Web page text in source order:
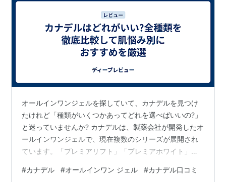
オールインワンジェルを探していて、カナデルを見つけ
たけれど「種類がいくつかあってどれを選べばいいの?」
と迷っていませんか? カナデルは、製薬会社が開発したオ
ールインワンジェルで、現在複数のシリーズが展開され
ています。「プレミアリフト」「プレミアホワイト」
容効果と特徴を持っていますが、自分の肌悩みにどれが
#カナデル #オールインワン ジェル #カナデル口コミ